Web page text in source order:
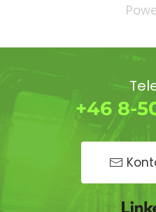
+46 8-